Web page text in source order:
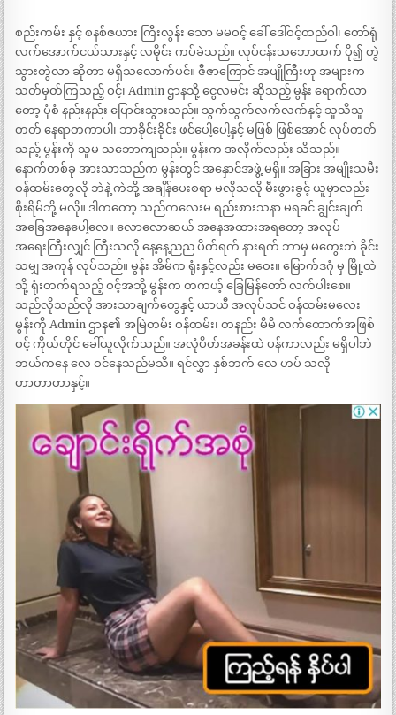
စည်းကမ်း နှင့် စနစ်ဇယား ကြီးလွန်း သော မမဝင့် ခေါ် ဒေါ်ဝင့်ထည်ဝါ၊ တော်ရုံ
လက်အောက်ငယ်သားနှင့် လမိုင်း ကပ်ခဲသည်။ လုပ်ငန်းသဘောထက် ပို၍ တွဲ
သွားတွဲလာ ဆိုတာ မရှိသလောက်ပင်။ ဇီဇာကြောင် အပျိုကြီးဟု အများက
သတ်မှတ်ကြသည့် ဝင့်၊ Admin ဌာနသို့ ငွေလမင်း ဆိုသည့် မွန်း ရောက်လာ
တော့ ပုံစံ နည်းနည်း ပြောင်းသွားသည်။ သွက်သွက်လက်လက်နှင့် သူသိသူ
တတ် နေရာတကာပါ၊ ဘာခိုင်းခိုင်း ဖင်ပေါ့ပေါ့နှင့် မဖြစ် ဖြစ်အောင် လုပ်တတ်
သည့် မွန်းကို သူမ သဘောကျသည်။ မွန်းက အလိုက်လည်း သိသည်။
နောက်တစ်ခု အားသာသည်က မွန်းတွင် အနှောင်အဖွဲ့ မရှိ။ အခြား အမျိုးသမီး
ဝန်ထမ်းတွေလို ဘဲနဲ့ ကဲဘို့ အချိန်ပေးစရာ မလိုသလို မီးဖွားခွင့် ယူမှာလည်း
စိုးရိမ်ဘို့ မလို။ ဒါကတော့ သည်ကလေးမ ရည်းစားသနာ မရခင် ချွင်းချက်
အခြေအနေပေါ့လေ။ လောလောဆယ် အနေအထားအရတော့ အလုပ်
အရေးကြီးလျှင် ကြီးသလို နေ့နေ့ညည ပိတ်ရက် နားရက် ဘာမှ မတွေးဘဲ ခိုင်း
သမျှ အကုန် လုပ်သည်။ မွန်း အိမ်က ရုံးနှင့်လည်း မဝေး။ မြောက်ဒဂုံ မှ မြို့ထဲ
သို့ ရုံးတက်ရသည့် ဝင့်အဘို့ မွန်းက တကယ့် ခြေမြန်တော် လက်ပါးစေ။
သည်လိုသည်လို အားသာချက်တွေနှင့် ယာယီ အလုပ်သင် ဝန်ထမ်းမလေး
မွန်းကို Admin ဌာန၏ အမြဲတမ်း ဝန်ထမ်း၊ တနည်း မိမိ လက်ထောက်အဖြစ်
ဝင့် ကိုယ်တိုင် ခေါ်ယူလိုက်သည်။ အလုံပိတ်အခန်းထဲ ပန်ကာလည်း မရှိပါဘဲ
ဘယ်ကနေ လေ ဝင်နေသည်မသိ။ ရင်လွှာ နှစ်ဘက် လေ ဟပ် သလို
ဟာတာတာနှင့်။